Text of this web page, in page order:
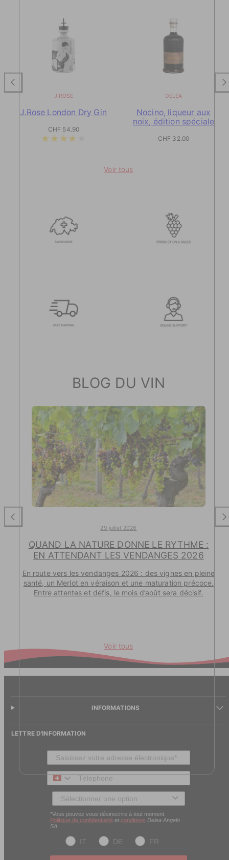
J.ROSE
J.Rose London Dry Gin
Prix
de
CHF 54.90
DELEA
Nocino, liqueur aux
noix, édition spéciale
Prix
CHF 32.00
Voir tous
BLOG DU VIN
29 juillet 2026
QUAND LA NATURE DONNE LE RYTHME :
EN ATTENDANT LES VENDANGES 2026
En route vers les vendanges 2026 : des vignes en pleine
santé, un Merlot en véraison et une maturation précoce.
Entre attentes et défis, le mois d’août sera décisif.
Voir tous
INFORMATIONS
LETTRE D'INFORMATION
Téléphone
Type de client
*Vous pouvez vous désinscrire à tout moment.
Politique de confidentialitéet conditions Delea Angelo
SA.
IT DE FR